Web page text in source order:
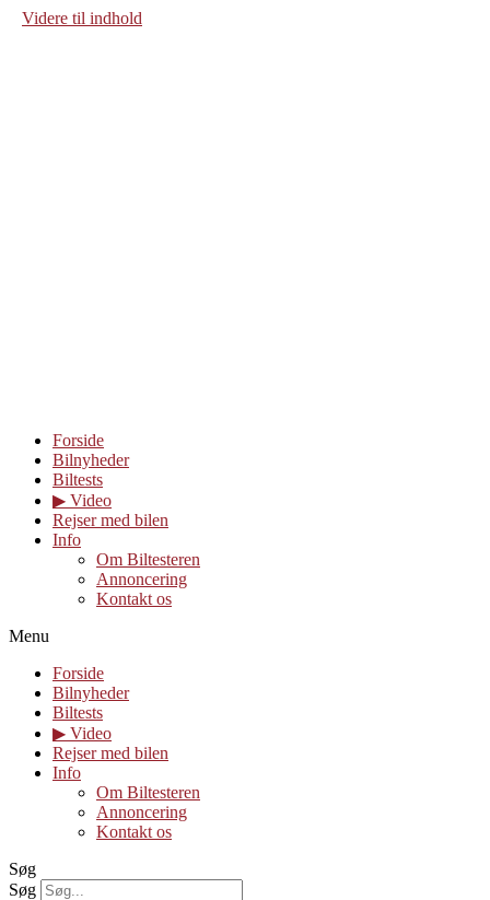
Videre til indhold
Forside
Bilnyheder
Biltests
▶︎ Video
Rejser med bilen
Info
Om Biltesteren
Annoncering
Kontakt os
Menu
Forside
Bilnyheder
Biltests
▶︎ Video
Rejser med bilen
Info
Om Biltesteren
Annoncering
Kontakt os
Søg
Søg